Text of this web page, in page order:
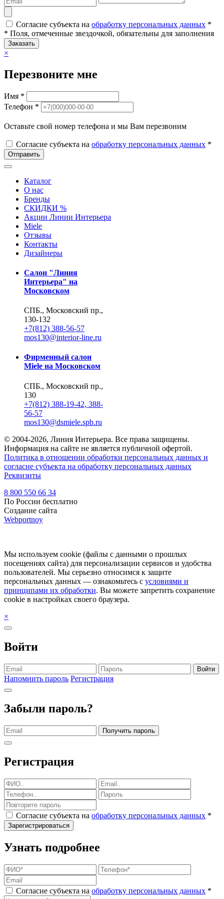
Согласие субъекта на обработку персональных данных *
* Поля, отмеченные звездочкой, обязательны для заполнения
Заказать
×
Перезвоните мне
Имя *
Телефон *
Оставьте свой номер телефона и мы Вам перезвоним
Согласие субъекта на обработку персональных данных *
Отправить
Каталог
О нас
Бренды
СКИДКИ %
Акции Линии Интерьера
Miele
Отзывы
Контакты
Дизайнеры
Салон "Линия
Интерьера" на
Московском
СПБ., Московский пр.,
130-132
+7(812) 388-56-57
mos130@interior-line.ru
Фирменный салон
Miele на Московском
СПБ., Московский пр.,
130
+7(812) 388-19-42, 388-
56-57
mos130@dsmiele.spb.ru
© 2004-2026, Линия Интерьера. Все права защищены.
Информация на сайте не является публичной офертой.
Политика в отношении обработки персональных данных и
согласие субъекта на обработку персональных данных
Реквизиты
8 800 550 66 34
По России бесплатно
Создание сайта
Webportnoy
Мы используем cookie (файлы с данными о прошлых
посещениях сайта) для персонализации сервисов и удобства
пользователей. Мы серьезно относимся к защите
персональных данных — ознакомьтесь с условиями и
принципами их обработки. Вы можете запретить сохранение
cookie в настройках своего браузера.
×
Войти
Войти
Напомнить пароль Регистрация
Забыли пароль?
Получить пароль
Регистрация
Согласие субъекта на обработку персональных данных *
Зарегистрироваться
Узнать подробнее
Согласие субъекта на обработку персональных данных *